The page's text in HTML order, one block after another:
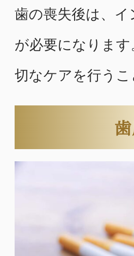
歯の喪失後は、
が必要になりま
切なケアを行う